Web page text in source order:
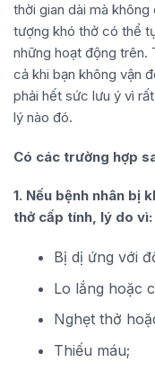
thời gian dài mà
tượng khó thở có thể
những hoạt động trên.
cả khi bạn không vận
phải hết sức lưu ý vì
lý nào đó.
Có các trường hợp
1. Nếu bệnh nhân bị
thở cấp tính, lý do vì:
Bị dị ứng với
Lo lắng hoặc
Nghẹt thở
Thiếu máu;